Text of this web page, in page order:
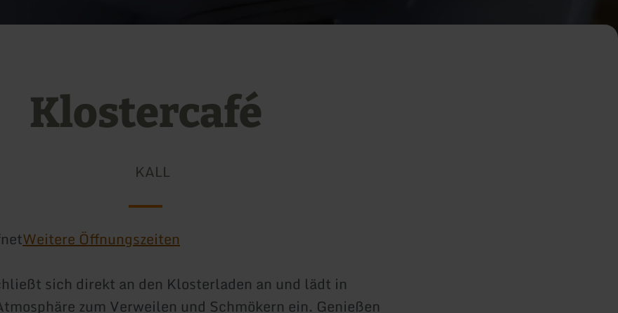
Klostercafé
KALL
Weitere Öffnungszeiten
sich direkt an den Klosterladen an und lädt in
zum Verweilen und Schmökern ein. Genießen